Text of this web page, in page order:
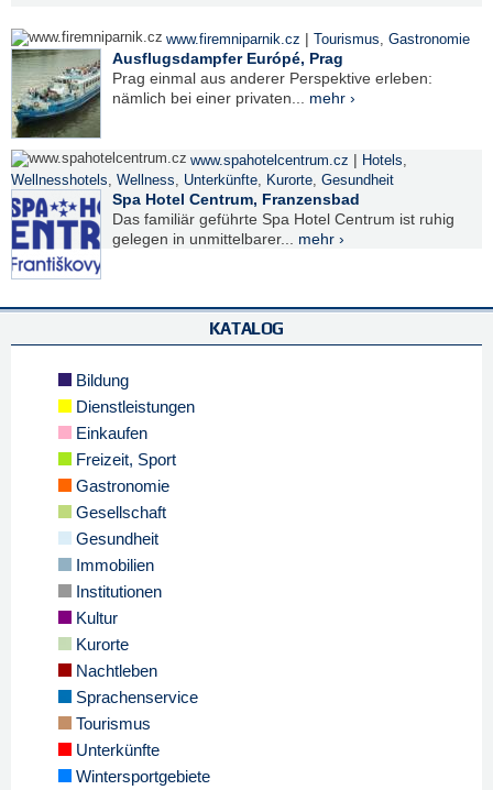
www.firemniparnik.cz | Tourismus Gastronomie
Ausflugsdampfer Európé, Prag
Prag einmal aus anderer Perspektive erleben:
nämlich bei einer privaten... mehr ›
www.spahotelcentrum.cz | Hotels
Wellnesshotels
Wellness Unterkünfte Kurorte Gesundheit
Spa Hotel Centrum, Franzensbad
Das familiär geführte Spa Hotel Centrum ist ruhig
gelegen in unmittelbarer... mehr ›
KATALOG
Bildung
Dienstleistungen
Einkaufen
Freizeit, Sport
Gastronomie
Gesellschaft
Gesundheit
Immobilien
Institutionen
Kultur
Kurorte
Nachtleben
Sprachenservice
Tourismus
Unterkünfte
Wintersportgebiete